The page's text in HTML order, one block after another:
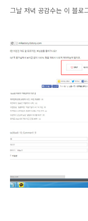
그날 저녁 공감수는 이 블로